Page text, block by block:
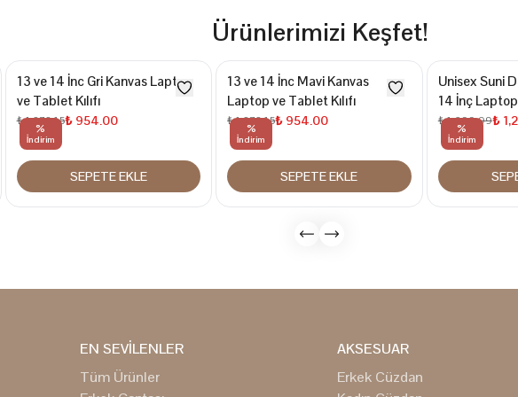
Ürünlerimizi Keşfet!
%
İndirim
13 ve 14 İnc Gri Kanvas Laptop
ve Tablet Kılıfı
₺ 1,272.15₺ 954.00
SEPETE EKLE
%
İndirim
13 ve 14 İnc Mavi Kanvas
Laptop ve Tablet Kılıfı
₺ 1,272.15₺ 954.00
SEPETE EKLE
%
İndirim
Unisex Suni
14 İnç
₺ 1,699.99₺
EN SEVİLENLER
Tüm Ürünler
AKSESUAR
Erkek Cüzdan